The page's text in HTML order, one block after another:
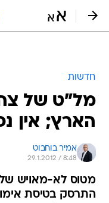
חדשות
מל"ט של
הארץ; אין
אמיר בוחבוט
29.1.2012 / 8:48
מטוס לא-מאויש של
התרסק בטיסת